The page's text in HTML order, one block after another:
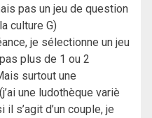
pas un jeu de question
culture G)
je sélectionne un jeu
plus de 1 ou 2
surtout une
une ludothèque variè
s’agit d’un couple, je